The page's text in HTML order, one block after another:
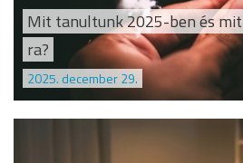
Mit tanultunk 2025-ben és
ra?
2025. december 29.